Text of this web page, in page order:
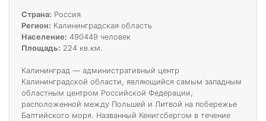
Страна: Россия
Регион: Калининградская область
Население: 490449 человек
Площадь: 224 кв.км.
Калининград — административный центр
Калининградской области, являющийся самым западным
областным центром Российской Федерации,
расположенной между Польшей и Литвой на побережье
Балтийского моря. Названный Кенигсбергом в течение